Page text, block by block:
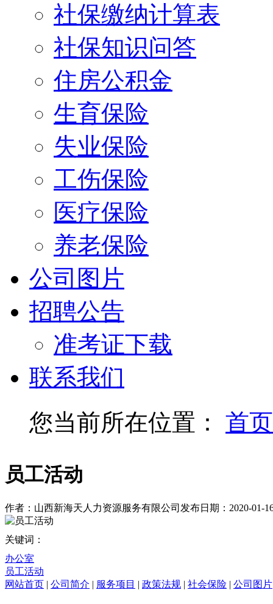
社保缴纳计算表
社保知识问答
住房公积金
生育保险
失业保险
工伤保险
医疗保险
养老保险
公司图片
招聘公告
准考证下载
联系我们
您当前所在位置：
首页
员工活动
作者：山西新海天人力资源服务有限公司 发布日期：2020-01-
关键词：
办公室
员工活动
网站首页 | 公司简介 | 服务项目 | 政策法规 | 社会保险 | 公司图片